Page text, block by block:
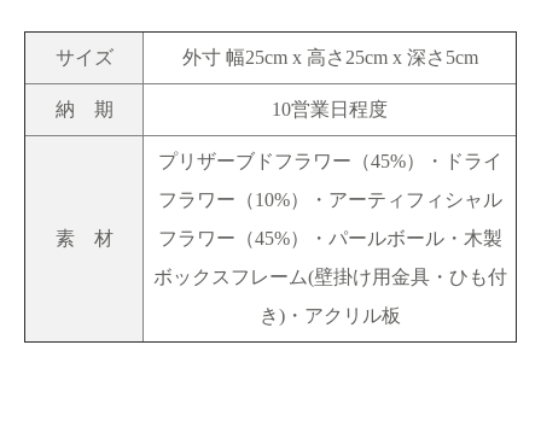
サイズ 外寸 幅25cm x 高さ25cm x 深さ5cm
納 期 10営業日程度
素 材
プリザーブドフラワー（45%）・ドライ
フラワー（10%）・アーティフィシャル
フラワー（45%）・パールボール・木製
ボックスフレーム(壁掛け用金具・ひも付
き)・アクリル板